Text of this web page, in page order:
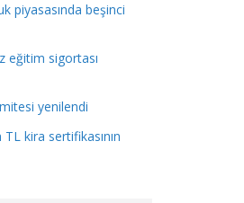
piyasasında beşinci
eğitim sigortası
yenilendi
kira sertifikasının